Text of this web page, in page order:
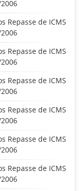
Repasse de ICMS
Repasse de ICMS
Repasse de ICMS
Repasse de ICMS
Repasse de ICMS
Repasse de ICMS